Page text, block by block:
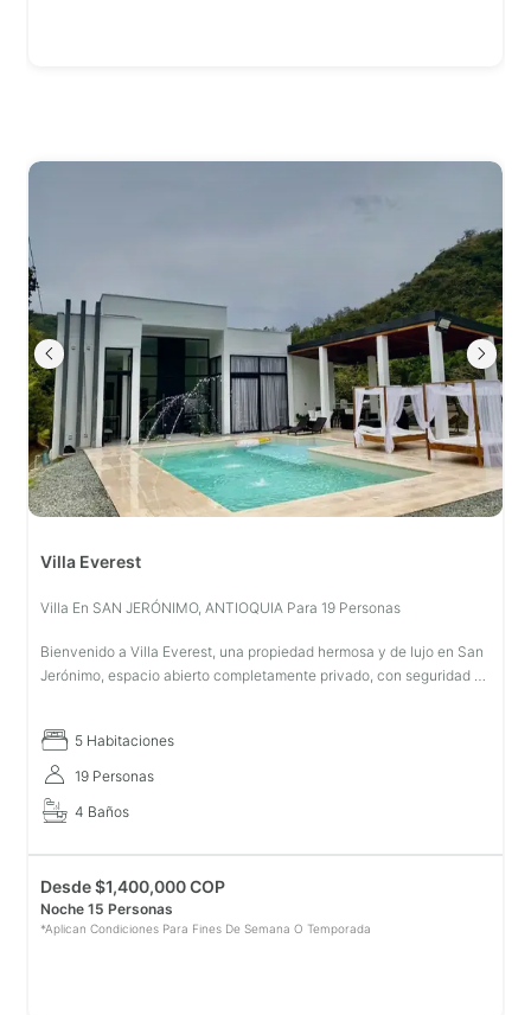
Villa Everest
Villa En SAN JERÓNIMO, ANTIOQUIA Para 19 Personas
Bienvenido a Villa Everest, una propiedad hermosa y de lujo en San
Jerónimo, espacio abierto completamente privado, con seguridad de
5 Habitaciones
19 Personas
4 Baños
Desde$1,400,000 COP
Noche 15 Personas
*Aplican Condiciones Para Fines De Semana O Temporada